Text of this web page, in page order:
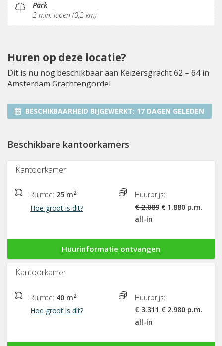
Park
2 min. lopen (0,2 km)
Huren op deze locatie?
Dit is nu nog beschikbaar aan Keizersgracht 62 – 64 in
Amsterdam Grachtengordel
BESCHIKBAARHEID BIJGEWERKT: 17 DAGEN GELEDEN
Beschikbare kantoorkamers
Kantoorkamer
Ruimte: 25 m2
Hoe groot is dit?
Huurprijs:
€ 2.089 € 1.880 p.m.
all-in
Huurinformatie ontvangen
Kantoorkamer
Ruimte: 40 m2
Hoe groot is dit?
Huurprijs:
€ 3.311 € 2.980 p.m.
all-in